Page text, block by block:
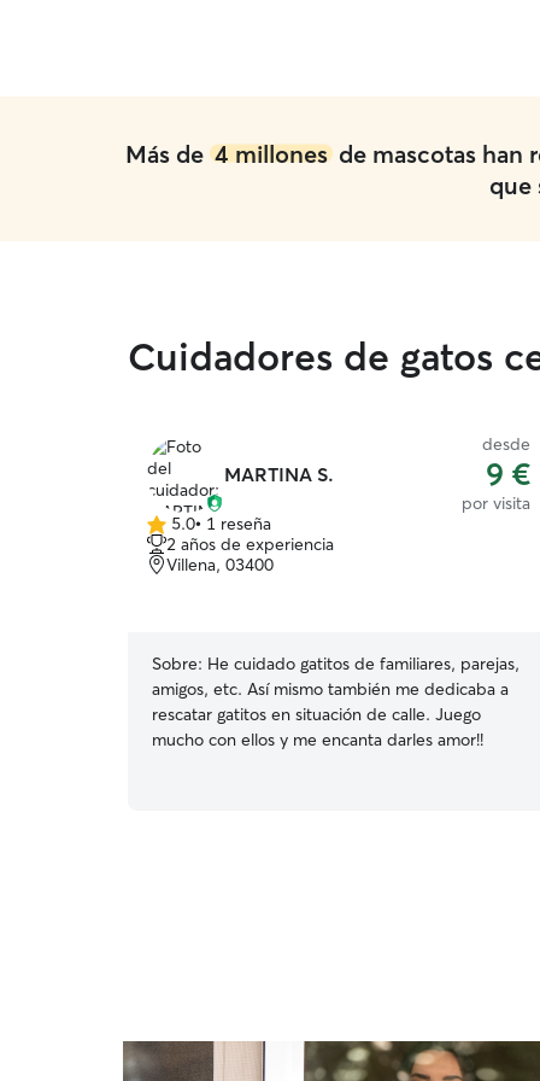
Más de 4 millonesde mascotas han
que
Cuidadores de gatos
MARTINA S.
desde
9 €
por visita
5.0
de
5
5.0• 1 reseña
2 años de experiencia
Villena, 03400
Sobre: He cuidado gatitos de familiares, parejas,
amigos, etc. Así mismo también me dedicaba a
rescatar gatitos en situación de calle. Juego
mucho con ellos y me encanta darles amor!!